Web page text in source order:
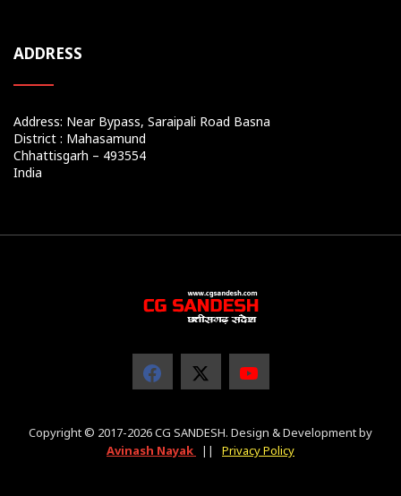
ADDRESS
Address: Near Bypass, Saraipali Road Basna
District : Mahasamund
Chhattisgarh – 493554
India
Copyright © 2017-2026 CG SANDESH. Design & Development by
Avinash Nayak
|| Privacy Policy